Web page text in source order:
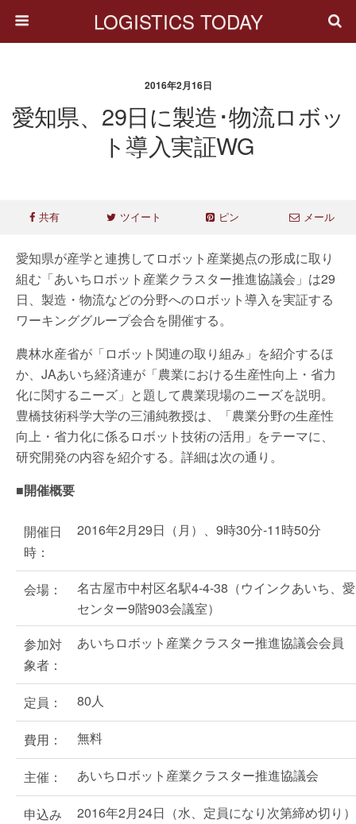
LOGISTICS TODAY
2016年2月16日
愛知県、29日に製造･物流ロボッ
ト導入実証WG
共有 ツイート ピン メール
愛知県が産学と連携してロボット産業拠点の形成に取り
組む「あいちロボット産業クラスター推進協議会」は29
日、製造・物流などの分野へのロボット導入を実証する
ワーキンググループ会合を開催する。
農林水産省が「ロボット関連の取り組み」を紹介するほ
か、JAあいち経済連が「農業における生産性向上・省力
化に関するニーズ」と題して農業現場のニーズを説明。
豊橋技術科学大学の三浦純教授は、「農業分野の生産性
向上・省力化に係るロボット技術の活用」をテーマに、
研究開発の内容を紹介する。詳細は次の通り。
■開催概要
開催日
時：
2016年2月29日（月）、9時30分-11時50分
会場：
名古屋市中村区名駅4-4-38（ウインクあいち、
センター9階903会議室）
参加対
象者：
あいちロボット産業クラスター推進協議会会員
定員： 80人
費用： 無料
主催： あいちロボット産業クラスター推進協議会
申込み
2016年2月24日（水、定員になり次第締め切り）